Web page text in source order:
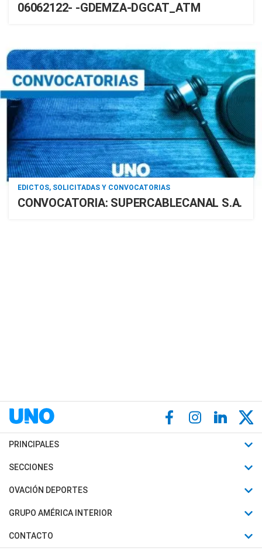
06062122- -GDEMZA-DGCAT_ATM
EDICTOS, SOLICITADAS Y CONVOCATORIAS
CONVOCATORIA: SUPERCABLECANAL S.A.
PRINCIPALES
Últimas Noticias
Política
Judiciales
SECCIONES
Horóscopo
Motores
Trucos caseros
OVACIÓN DEPORTES
Fútbol
Mundial
GRUPO AMÉRICA INTERIOR
Canal 7 en Vivo
CONTACTO